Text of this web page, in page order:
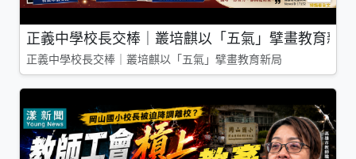
正義中學校長交棒｜叢培麒以「五氣」擘畫教育新局
正義中學校長交棒｜叢培麒以「五氣」擘畫教育新局